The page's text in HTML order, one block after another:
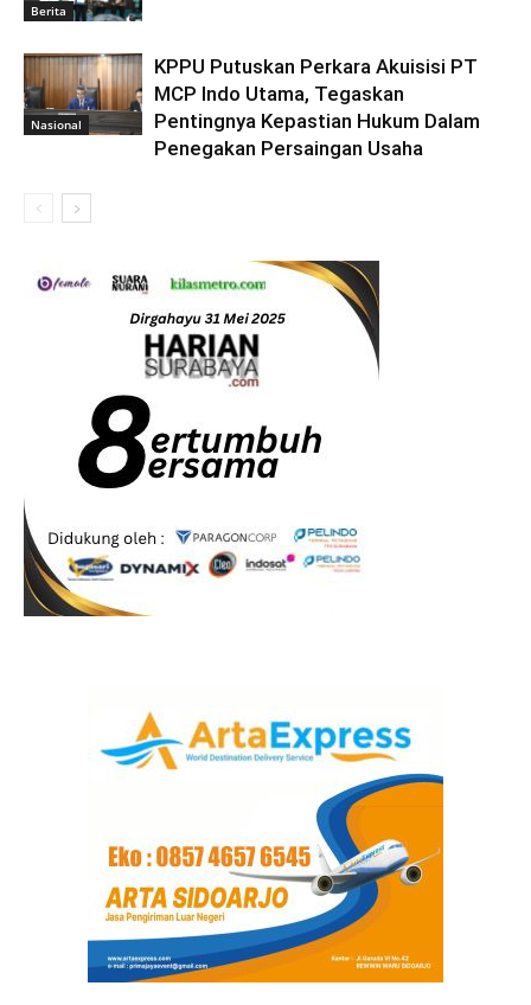
Berita
Nasional
KPPU Putuskan Perkara Akuisisi PT
MCP Indo Utama, Tegaskan
Pentingnya Kepastian Hukum Dalam
Penegakan Persaingan Usaha